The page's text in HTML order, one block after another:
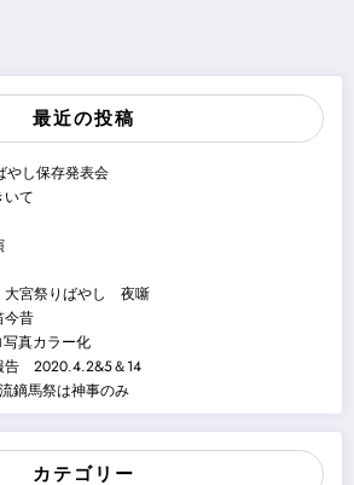
最近の投稿
やし保存発表会
いて
大宮祭りばやし 夜噺
今昔
真カラー化
告 2020.4.2&5＆14
鏑馬祭は神事のみ
カテゴリー